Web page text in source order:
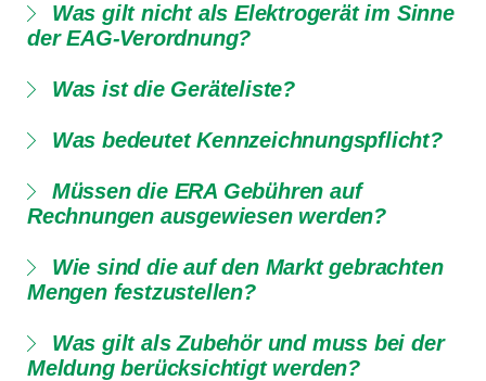
Was gilt nicht als Elektrogerät im Sinne
der EAG-Verordnung?
Was ist die Geräteliste?
Was bedeutet Kennzeichnungspflicht?
Müssen die ERA Gebühren auf
Rechnungen ausgewiesen werden?
Wie sind die auf den Markt gebrachten
Mengen festzustellen?
Was gilt als Zubehör und muss bei der
Meldung berücksichtigt werden?